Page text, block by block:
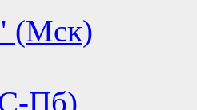
(Мск)
Пб)